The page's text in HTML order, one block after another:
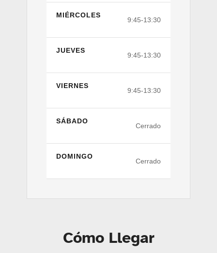
MIÉRCOLES
9:45-13:30
JUEVES
9:45-13:30
VIERNES
9:45-13:30
SÁBADO
Cerrado
DOMINGO
Cerrado
Cómo Llegar